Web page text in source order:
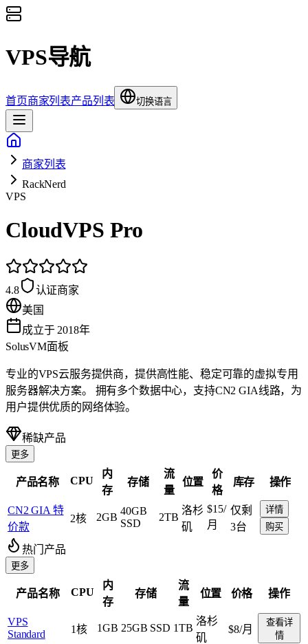
VPS导航
首页商家列表产品列表 切换语言
商家列表
RackNerd
VPS
CloudVPS Pro
4.8
认证商家
美国
成立于 2018年
SolusVM面板
专业的VPS云服务提供商，提供高性能、稳定可靠的虚拟专用
服务器解决方案。 拥有多个数据中心，支持CN2 GIA线路，为
用户提供优质的网络体验。
稀缺产品
更多
产品名称 CPU
内
存
存储
流
量
位置
价
格
库存 操作
CN2 GIA 特
价款
2核 2GB
40GB
SSD
2TB
洛杉
矶
$15/
月
仅剩
3台
详情
购买
热门产品
更多
产品名称 CPU
内
存
存储
流
量
位置 价格 操作
VPS
Standard
1核 1GB 25GB SSD 1TB
洛杉
矶
$8/月
查看详
情